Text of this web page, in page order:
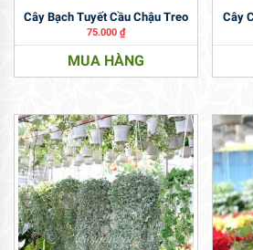
Cây Bạch Tuyết Cầu Chậu Treo
75.000 ₫
MUA HÀNG
Cây